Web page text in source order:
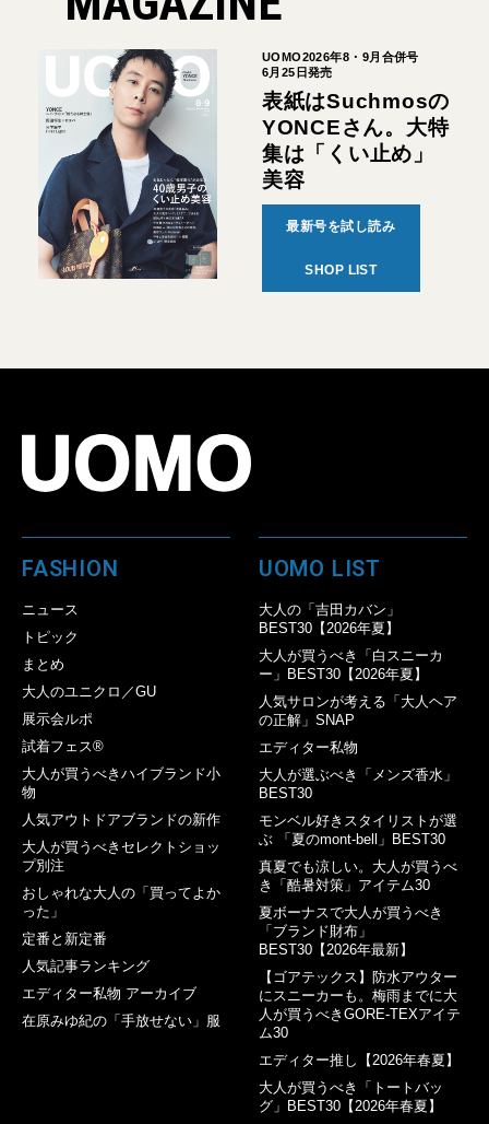
UOMO2026年8・9月合併号
6月25日発売
表紙はSuchmosの
YONCEさん。大特
集は「くい止め」
美容
最新号を試し読み
SHOP LIST
FASHION
ニュース
トピック
まとめ
大人のユニクロ／GU
展示会ルポ
試着フェス®︎
大人が買うべきハイブランド小
物
人気アウトドアブランドの新作
大人が買うべきセレクトショッ
プ別注
おしゃれな大人の「買ってよか
った」
定番と新定番
人気記事ランキング
エディター私物 アーカイブ
在原みゆ紀の「手放せない」服
UOMO LIST
大人の「吉田カバン」
BEST30【2026年夏】
大人が買うべき「白スニーカ
ー」BEST30【2026年夏】
人気サロンが考える「大人ヘア
の正解」SNAP
エディター私物
大人が選ぶべき「メンズ香水」
BEST30
モンベル好きスタイリストが選
ぶ 「夏のmont-bell」BEST30
真夏でも涼しい。大人が買うべ
き「酷暑対策」アイテム30
夏ボーナスで大人が買うべき
「ブランド財布」
BEST30【2026年最新】
【ゴアテックス】防水アウター
にスニーカーも。梅雨までに大
人が買うべきGORE-TEXアイテ
ム30
エディター推し【2026年春夏】
大人が買うべき「トートバッ
グ」BEST30【2026年春夏】